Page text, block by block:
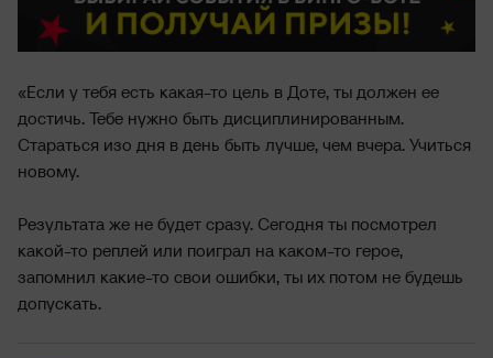
«Если у тебя есть какая-то цель в Доте, ты должен ее
достичь. Тебе нужно быть дисциплинированным.
Стараться изо дня в день быть лучше, чем вчера. Учиться
новому.
Результата же не будет сразу. Сегодня ты посмотрел
какой-то реплей или поиграл на каком-то герое,
запомнил какие-то свои ошибки, ты их потом не будешь
допускать.